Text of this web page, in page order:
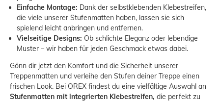
Einfache Montage: Dank der selbstklebenden Klebestreifen,
die viele unserer Stufenmatten haben, lassen sie sich
spielend leicht anbringen und entfernen.
Vielseitige Designs: Ob schlichte Eleganz oder lebendige
Muster – wir haben für jeden Geschmack etwas dabei.
Gönn dir jetzt den Komfort und die Sicherheit unserer
Treppenmatten und verleihe den Stufen deiner Treppe einen
frischen Look. Bei OREX findest du eine vielfältige Auswahl an
Stufenmatten mit integrierten Klebestreifen, die perfekt zu